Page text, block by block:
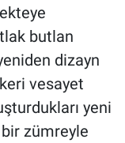
butlan
dizayn
vesayet
yeni
zümreyle